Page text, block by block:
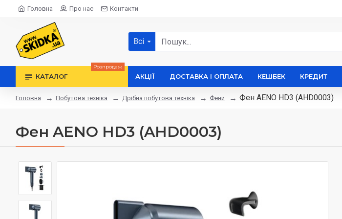
Головна Про нас Контакти
Всі
КАТАЛОГ
Розпродаж
АКЦІЇ ДОСТАВКА І ОПЛАТА КЕШБЕК КРЕДИТ
Головна Побутова техніка Дрібна побутова техніка Фени Фен AENO HD3 (AHD0003)
Фен AENO HD3 (AHD0003)